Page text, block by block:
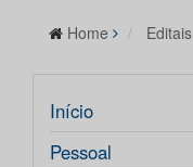
Home Editais
Início
Pessoal